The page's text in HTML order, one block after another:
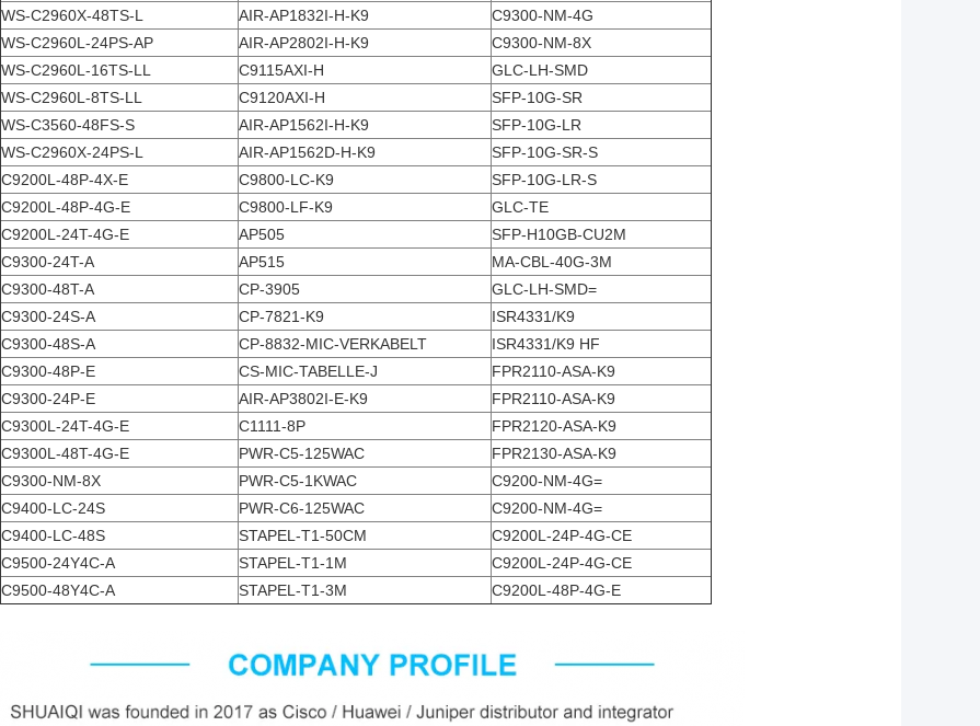
WS-C2960X-48TS-L
AIR-AP1832I-H-K9
C9300-NM-4G
WS-C2960L-24PS-AP
AIR-AP2802I-H-K9
C9300-NM-8X
WS-C2960L-16TS-LL
C9115AXI-H
GLC-LH-SMD
WS-C2960L-8TS-LL
C9120AXI-H
SFP-10G-SR
WS-C3560-48FS-S
AIR-AP1562I-H-K9
SFP-10G-LR
WS-C2960X-24PS-L
AIR-AP1562D-H-K9
SFP-10G-SR-S
C9200L-48P-4X-E
C9800-LC-K9
SFP-10G-LR-S
C9200L-48P-4G-E
C9800-LF-K9
GLC-TE
C9200L-24T-4G-E
AP505
SFP-H10GB-CU2M
C9300-24T-A
AP515
MA-CBL-40G-3M
C9300-48T-A
CP-3905
GLC-LH-SMD=
C9300-24S-A
CP-7821-K9
ISR4331/K9
C9300-48S-A
CP-8832-MIC-VERKABELT
ISR4331/K9 HF
C9300-48P-E
CS-MIC-TABELLE-J
FPR2110-ASA-K9
C9300-24P-E
AIR-AP3802I-E-K9
FPR2110-ASA-K9
C9300L-24T-4G-E
C1111-8P
FPR2120-ASA-K9
C9300L-48T-4G-E
PWR-C5-125WAC
FPR2130-ASA-K9
C9300-NM-8X
PWR-C5-1KWAC
C9200-NM-4G=
C9400-LC-24S
PWR-C6-125WAC
C9200-NM-4G=
C9400-LC-48S
STAPEL-T1-50CM
C9200L-24P-4G-CE
C9500-24Y4C-A
STAPEL-T1-1M
C9200L-24P-4G-CE
C9500-48Y4C-A
STAPEL-T1-3M C9200L-48P-4G-E